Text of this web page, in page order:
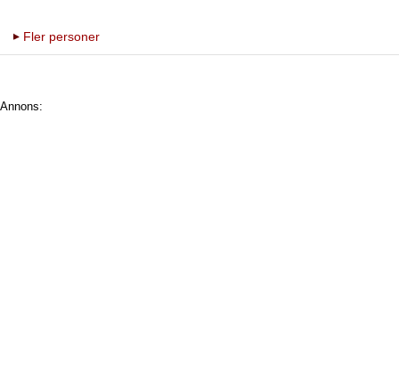
Fler personer
Annons: